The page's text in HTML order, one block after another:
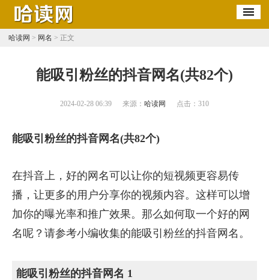
哈读网 > 网名 > 正文
​能吸引粉丝的抖音网名(共82个)
2024-02-28 06:39 来源： 哈读网 点击： 310
能吸引粉丝的抖音网名(共82个)
在抖音上，好的网名可以让你的短视频更容易传
播，让更多的用户分享你的视频内容。这样可以增
加你的曝光率和推广效果。那么如何取一个好的网
名呢？请参考小编收集的能吸引粉丝的抖音网名。
能吸引粉丝的抖音网名 1